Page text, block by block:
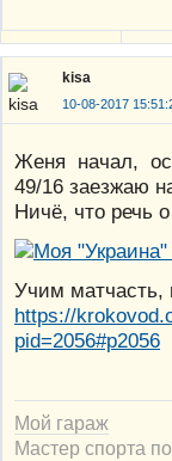
kisa
10-08-2017
Женя начал,
49/16 заезжаю
Ничё, что речь
Учим матчасть,
https://
pid=2056#p2056
Мой гараж
Мастер спорта